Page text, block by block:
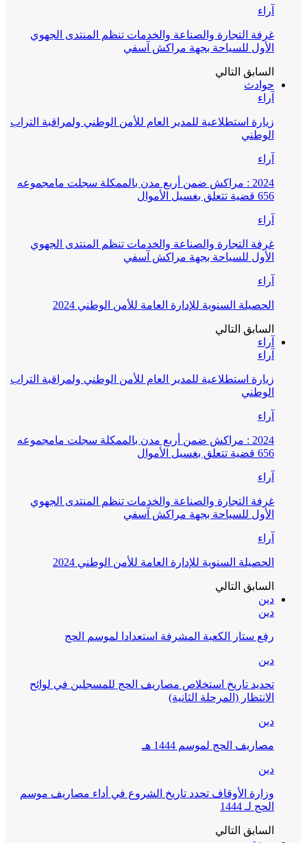
آراء
غرفة التجارة والصناعة والخدمات تنظم المنتدى الجهوي
الأول للسياحة بجهة مراكش آسفي
السابق التالي
حوادث
آراء
زيارة استطلاعية للمدير العام للأمن الوطني ولمراقبة التراب
الوطني
آراء
2024 : مراكش ضمن أربع مدن بالممكلة سجلت مامجموعه
656 قضية تتعلق بغسيل الأموال
آراء
غرفة التجارة والصناعة والخدمات تنظم المنتدى الجهوي
الأول للسياحة بجهة مراكش آسفي
آراء
الحصيلة السنوية للإدارة العامة للأمن الوطني 2024
السابق التالي
آراء
آراء
زيارة استطلاعية للمدير العام للأمن الوطني ولمراقبة التراب
الوطني
آراء
2024 : مراكش ضمن أربع مدن بالممكلة سجلت مامجموعه
656 قضية تتعلق بغسيل الأموال
آراء
غرفة التجارة والصناعة والخدمات تنظم المنتدى الجهوي
الأول للسياحة بجهة مراكش آسفي
آراء
الحصيلة السنوية للإدارة العامة للأمن الوطني 2024
السابق التالي
دين
دين
رفع ستار الكعبة المشرفة استعدادا لموسم الحج
دين
تحديد تاريخ استخلاص مصاريف الحج للمسجلين في لوائح
الانتظار (المرحلة الثانية)
دين
مصاريف الحج لموسم 1444 هـ
دين
وزارة الأوقاف تحدد تاريخ الشروع في أداء مصاريف موسم
الحج لـ 1444
السابق التالي